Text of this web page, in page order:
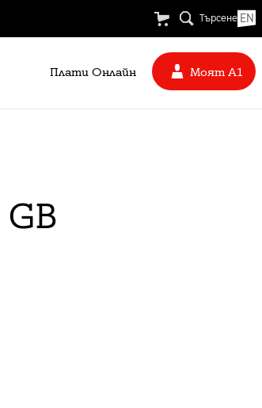
Търсене EN
Плати Oнлайн Моят А1